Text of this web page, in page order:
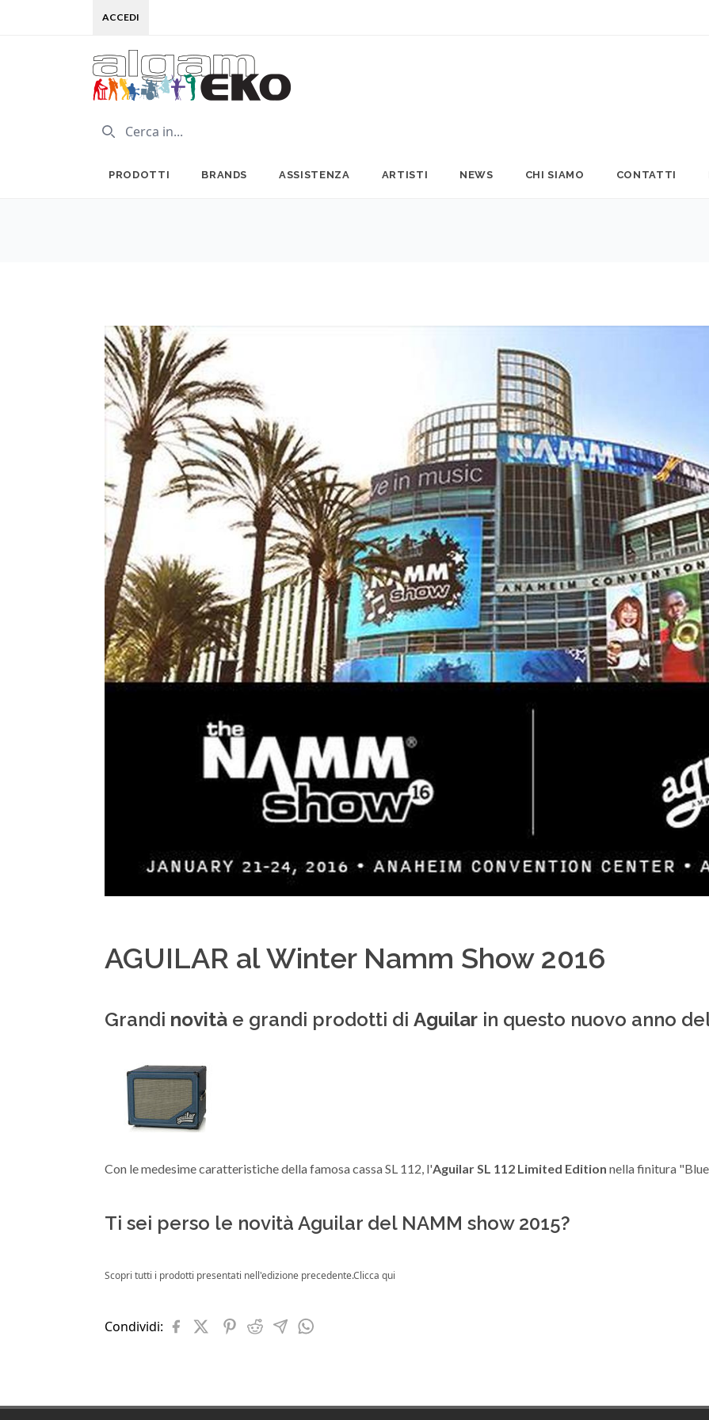
ACCEDI
PRODOTTI BRANDS ASSISTENZA ARTISTI NEWS CHI SIAMO CONTATTI
AGUILAR al Winter Namm Show 2016
Grandi novità e grandi prodotti di Aguilar in questo nuovo anno
Con le medesime caratteristiche della famosa cassa SL 112, l'Aguilar SL 112 Limited Edition nella finitura "Blue
Ti sei perso le novità Aguilar del NAMM show 2015?
Scopri tutti i prodotti presentati nell'edizione precedente.Clicca qui
Condividi: